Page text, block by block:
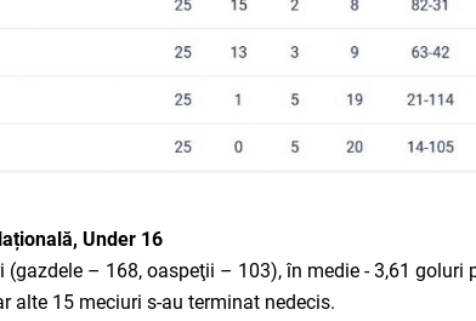
Under 16
– 168, oaspeţii – 103), în medie - 3,61 goluri
alte 15 meciuri s-au terminat nedecis.